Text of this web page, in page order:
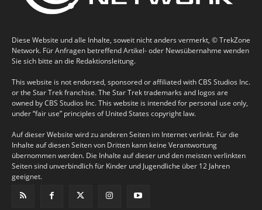
Diese Website und alle Inhalte, soweit nicht anders vermerkt, © TrekZone
Network. Für Anfragen betreffend Artikel- oder Newsübernahme wenden
Sie sich bitte an die Redaktionsleitung.
This website is not endorsed, sponsored or affiliated with CBS Studios Inc.
or the Star Trek franchise. The Star Trek trademarks and logos are
owned by CBS Studios Inc. This website is intended for personal use only,
under “fair use” principles of United States copyright law.
Auf dieser Website wird zu anderen Seiten im Internet verlinkt. Für die
Inhalte auf diesen Seiten von Dritten kann keine Verantwortung
übernommen werden. Die Inhalte auf dieser und den meisten verlinkten
Seiten sind unverbindlich für Kinder und Jugendliche über 12 Jahren
geeignet.